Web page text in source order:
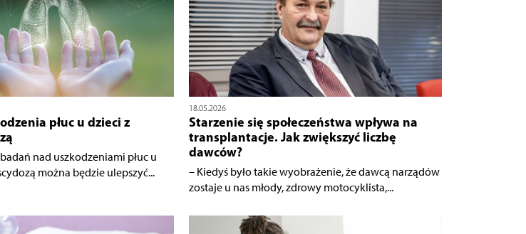
płuc u dzieci z
nad uszkodzeniami płuc u
można będzie ulepszyć...
18.05.2026
Starzenie się społeczeństwa wpływa na
transplantacje. Jak zwiększyć liczbę
dawców?
– Kiedyś było takie wyobrażenie, że dawcą narządów
zostaje u nas młody, zdrowy motocyklista,...